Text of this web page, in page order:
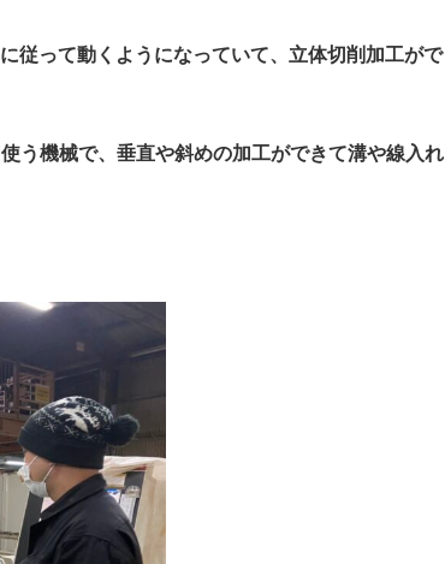
従って動くようになっていて、立体切削加工がで
う機械で、垂直や斜めの加工ができて溝や線入れ